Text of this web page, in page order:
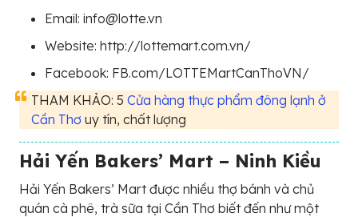
Email: info@lotte.vn
Website: http://lottemart.com.vn/
Facebook: FB.com/LOTTEMartCanThoVN/
THAM KHẢO: 5 Cửa hàng thực phẩm đông lạnh ở
Cần Thơ uy tín, chất lượng
Hải Yến Bakers’ Mart – Ninh Kiều
Hải Yến Bakers’ Mart được nhiều thợ bánh và chủ
quán cà phê, trà sữa tại Cần Thơ biết đến như một